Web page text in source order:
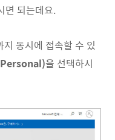
면 되는데요.
동시에 접속할 수 있
을 선택하시